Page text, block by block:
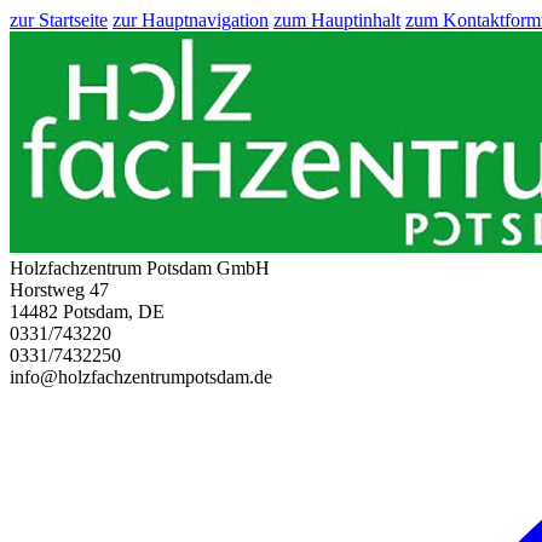
zur Startseite zur Hauptnavigation zum Hauptinhalt zum
Holzfachzentrum Potsdam GmbH
Horstweg 47
14482 Potsdam, DE
0331/743220
0331/7432250
info@holzfachzentrumpotsdam.de